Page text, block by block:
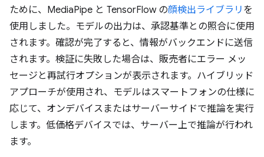
ために、MediaPipe と TensorFlow の顔検出ライブラリ を
使用しました。モデルの出力は、承認基準との照合に使用
されます。確認が完了すると、情報がバックエンドに送信
されます。検証に失敗した場合は、販売者にエラー メッ
セージと再試行オプションが表示されます。ハイブリッド
アプローチが使用され、モデルはスマートフォンの仕様に
応じて、オンデバイスまたはサーバーサイドで推論を実行
します。低価格デバイスでは、サーバー上で推論が行われ
ます。